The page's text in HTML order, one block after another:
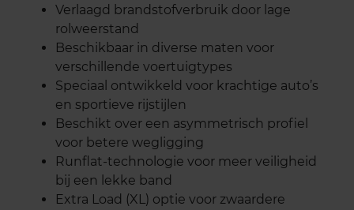
Verlaagd brandstofverbruik door lage
rolweerstand
Beschikbaar in diverse maten voor
verschillende voertuigtypes
Speciaal ontwikkeld voor krachtige auto’s
en sportieve rijstijlen
Beschikt over een asymmetrisch profiel
voor betere wegligging
Runflat-technologie voor meer veiligheid
bij een lekke band
Extra Load (XL) optie voor zwaardere